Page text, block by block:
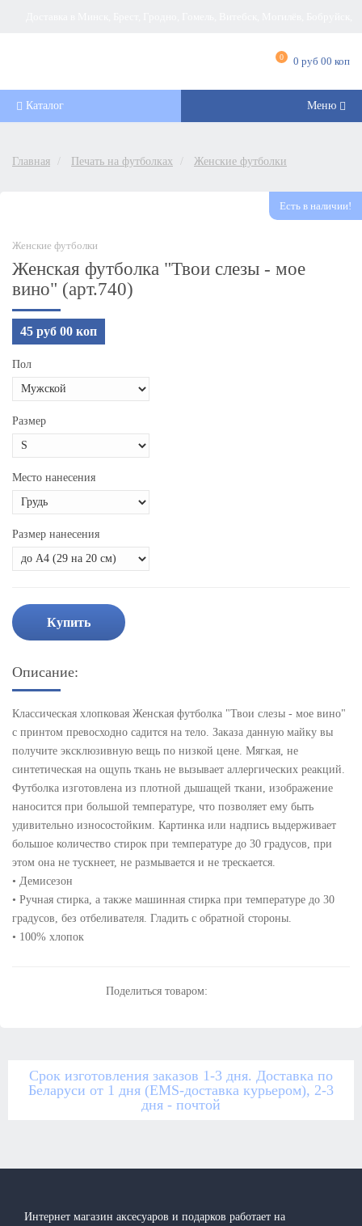
Барановичи, Новополоцк, Пинск, Борисов, Мозырь, Полоцк, Слоним, Лида,
0 0 руб 00 коп
Каталог Меню
Главная Печать на футболках Женские футболки
Есть в наличии!
Женские футболки
Женская футболка "Твои слезы - мое
вино" (арт.740)
45 руб 00 коп
Пол
Размер
Место нанесения
Размер нанесения
Купить
Описание:
Классическая хлопковая Женская футболка "Твои слезы - мое вино"
с принтом превосходно садится на тело. Заказа данную майку вы
получите эксклюзивную вещь по низкой цене. Мягкая, не
синтетическая на ощупь ткань не вызывает аллергических реакций.
Футболка изготовлена из плотной дышащей ткани, изображение
наносится при большой температуре, что позволяет ему быть
удивительно износостойким. Картинка или надпись выдерживает
большое количество стирок при температуре до 30 градусов, при
этом она не тускнеет, не размывается и не трескается.
• Демисезон
• Ручная стирка, а также машинная стирка при температуре до 30
градусов, без отбеливателя. Гладить с обратной стороны.
• 100% хлопок
Поделиться товаром:
Срок изготовления заказов 1-3 дня. Доставка по
Беларуси от 1 дня (EMS-доставка курьером), 2-3
дня - почтой
Интернет магазин аксесуаров и подарков работает на